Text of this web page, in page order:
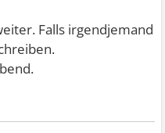
Falls irgendjemand